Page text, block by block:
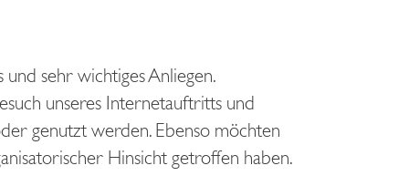
sehr wichtiges Anliegen.
unseres Internetauftritts und
genutzt werden. Ebenso möchten
Hinsicht getroffen haben.